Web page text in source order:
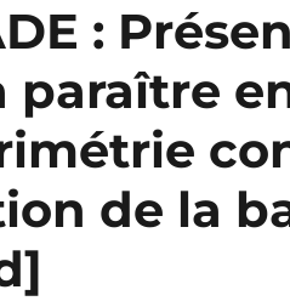
:
paraître
de la